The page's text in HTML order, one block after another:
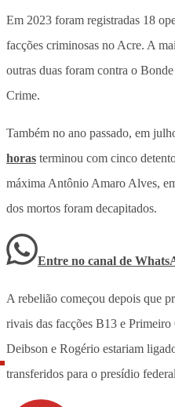
Em 2023 foram registradas 18
facções criminosas no Acre. A
outras duas foram contra o
Crime.
Também no ano passado, em
horas terminou com cinco
máxima Antônio Amaro Alves,
dos mortos foram decapitados.
Entre no canal de
A rebelião começou depois que
rivais das facções B13 e
Deibson e Rogério estariam
transferidos para o presídio